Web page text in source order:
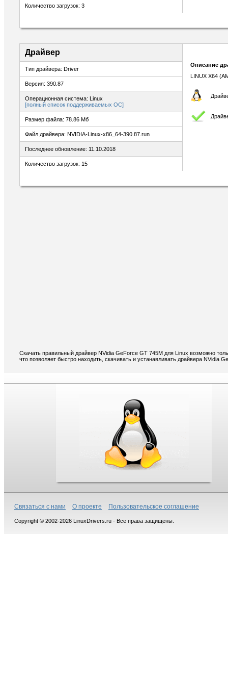
Количество загрузок: 3
Драйвер
Тип драйвера: Driver
Версия: 390.87
Операционная система: Linux
[полный список поддерживаемых ОС]
Размер файла: 78.86 Мб
Файл драйвера: NVIDIA-Linux-x86_64-390.87.run
Последнее обновление: 11.10.2018
Количество загрузок: 15
Описание
LINUX X64
Скачать правильный драйвер NVidia GeForce GT 745M для Linux возможно
что позволяет быстро находить, скачивать и устанавливать драйвера NVidia
Связаться с нами О проекте Пользовательское соглашение
Copyright © 2002-2026 LinuxDrivers.ru - Все права защищены.